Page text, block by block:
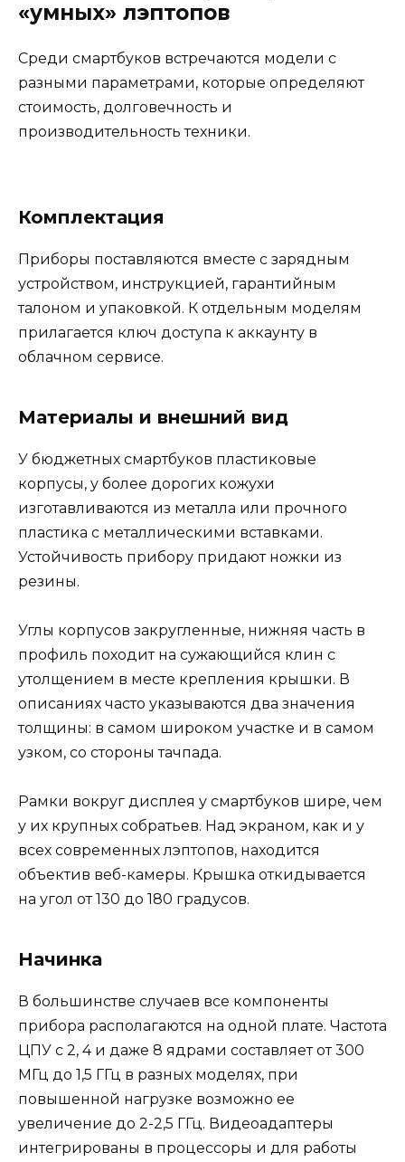
«умных» лэптопов
Среди смартбуков встречаются модели с
разными параметрами, которые определяют
стоимость, долговечность и
производительность техники.
Комплектация
Приборы поставляются вместе с зарядным
устройством, инструкцией, гарантийным
талоном и упаковкой. К отдельным моделям
прилагается ключ доступа к аккаунту в
облачном сервисе.
Материалы и внешний вид
У бюджетных смартбуков пластиковые
корпусы, у более дорогих кожухи
изготавливаются из металла или прочного
пластика с металлическими вставками.
Устойчивость прибору придают ножки из
резины.
Углы корпусов закругленные, нижняя часть в
профиль походит на сужающийся клин с
утолщением в месте крепления крышки. В
описаниях часто указываются два значения
толщины: в самом широком участке и в самом
узком, со стороны тачпада.
Рамки вокруг дисплея у смартбуков шире, чем
у их крупных собратьев. Над экраном, как и у
всех современных лэптопов, находится
объектив веб-камеры. Крышка откидывается
на угол от 130 до 180 градусов.
Начинка
В большинстве случаев все компоненты
прибора располагаются на одной плате. Частота
ЦПУ с 2, 4 и даже 8 ядрами составляет от 300
МГц до 1,5 ГГц в разных моделях, при
повышенной нагрузке возможно ее
увеличение до 2-2,5 ГГц. Видеоадаптеры
интегрированы в процессоры и для работы